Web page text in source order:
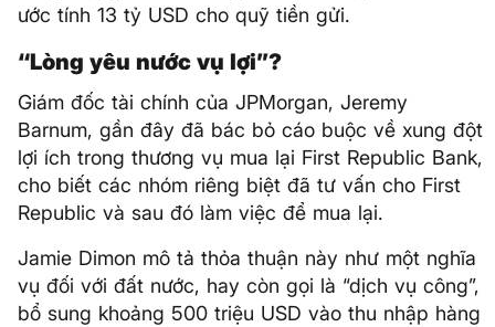
ước tính 13 tỷ USD cho quỹ tiền gửi.
“Lòng yêu nước vụ lợi”?
Giám đốc tài chính của JPMorgan, Jeremy
Barnum, gần đây đã bác bỏ cáo buộc về xung đột
lợi ích trong thương vụ mua lại First Republic Bank,
cho biết các nhóm riêng biệt đã tư vấn cho First
Republic và sau đó làm việc để mua lại.
Jamie Dimon mô tả thỏa thuận này như một nghĩa
vụ đối với đất nước, hay còn gọi là “dịch vụ công”,
bổ sung khoảng 500 triệu USD vào thu nhập hàng